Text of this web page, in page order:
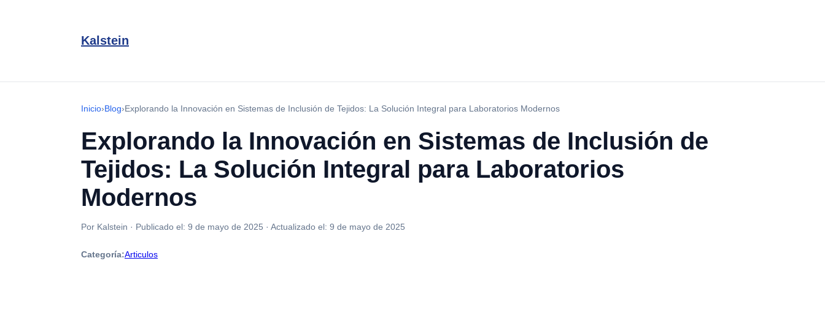
Kalstein
Inicio›Blog›Explorando la Innovación en Sistemas de Inclusión de Tejidos: La Solución Integral para Laboratorios Modernos
Explorando la Innovación en Sistemas de Inclusión de
Tejidos: La Solución Integral para Laboratorios
Modernos
Por Kalstein · Publicado el: 9 de mayo de 2025 · Actualizado el: 9 de mayo de 2025
Categoría:Articulos